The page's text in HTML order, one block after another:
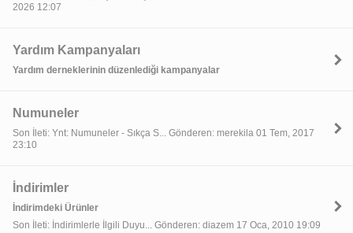
2026 12:07
Yardım Kampanyaları
Yardım derneklerinin düzenlediği kampanyalar
Numuneler
Son İleti: Ynt: Numuneler - Sıkça S... Gönderen: merekila 01 Tem, 2017
23:10
İndirimler
İndirimdeki Ürünler
Son İleti: İndirimlerle İlgili Duyu... Gönderen: diazem 17 Oca, 2010 19:09